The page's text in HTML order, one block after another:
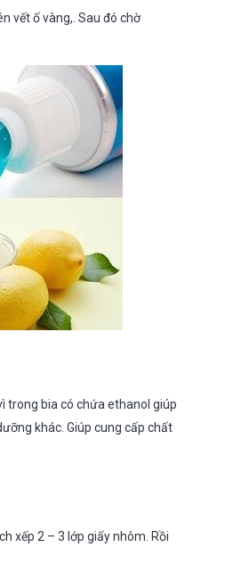
vết ố vàng,. Sau đó chờ
trong bia có chứa ethanol giúp
khác. Giúp cung cấp chất
xếp 2 – 3 lớp giấy nhôm. Rồi